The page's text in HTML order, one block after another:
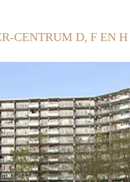
CENTRUM D, F EN